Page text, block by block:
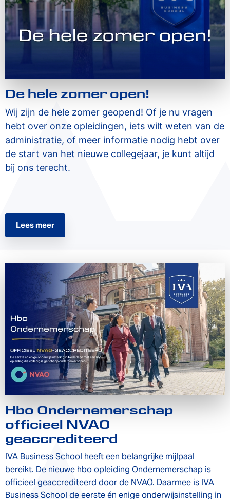
De hele zomer open!
Wij zijn de hele zomer geopend! Of je nu vragen
hebt over onze opleidingen, iets wilt weten van de
administratie, of meer informatie nodig hebt over
de start van het nieuwe collegejaar, je kunt altijd
bij ons terecht.
Lees meer
Hbo Ondernemerschap
officieel NVAO
geaccrediteerd
IVA Business School heeft een belangrijke mijlpaal
bereikt. De nieuwe hbo opleiding Ondernemerschap is
officieel geaccrediteerd door de NVAO. Daarmee is IVA
Business School de eerste én enige onderwijsinstelling in